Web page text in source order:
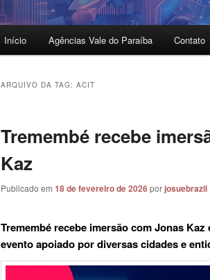
Início Agências Vale do Paraíba Contato
ARQUIVO DA TAG: ACIT
Tremembé recebe
Kaz
Publicado em 18 de fevereiro de 2026porjosuebrazil
Tremembé recebe imersão com Jonas
evento apoiado por diversas cidades e